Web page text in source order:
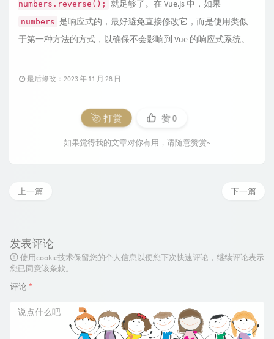
numbers.reverse();
就足够了。在 Vue.js 中，如果
numbers 是响应式的，最好避免直接修改它，而是使用类似
于第一种方法的方式，以确保不会影响到 Vue 的响应式系统。
最后修改：2023 年 11 月 28 日
打赏 赞0
如果觉得我的文章对你有用，请随意赞赏~
下一篇
上一篇
发表评论
使用cookie技术保留您的个人信息以便您下次快速评论，继续评论表示
您已同意该条款。
评论 *